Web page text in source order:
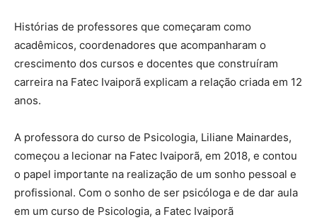
Histórias de professores que começaram como
acadêmicos, coordenadores que acompanharam o
crescimento dos cursos e docentes que construíram
carreira na Fatec Ivaiporã explicam a relação criada em 12
anos.
A professora do curso de Psicologia, Liliane Mainardes,
começou a lecionar na Fatec Ivaiporã, em 2018, e contou
o papel importante na realização de um sonho pessoal e
profissional. Com o sonho de ser psicóloga e de dar aula
em um curso de Psicologia, a Fatec Ivaiporã